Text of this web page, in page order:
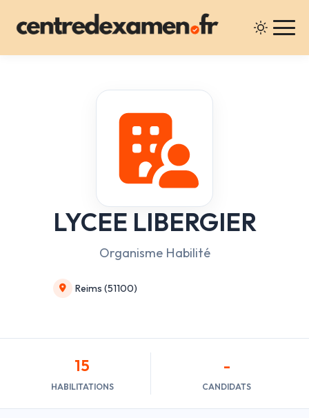
LYCEE LIBERGIER
Organisme Habilité
Reims (51100)
15
HABILITATIONS
-
CANDIDATS